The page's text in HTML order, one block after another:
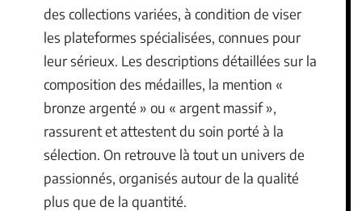
des collections variées, à condition de viser
les plateformes spécialisées, connues pour
leur sérieux. Les descriptions détaillées sur la
composition des médailles, la mention «
bronze argenté » ou « argent massif »,
rassurent et attestent du soin porté à la
sélection. On retrouve là tout un univers de
passionnés, organisés autour de la qualité
plus que de la quantité.